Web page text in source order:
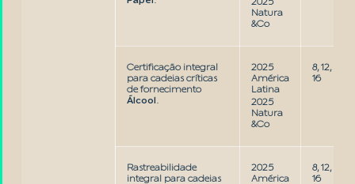
2025
Natura
&Co
Certificação integral
para cadeias críticas
de fornecimento
Álcool
2025
América
Latina
2025
Natura
&Co
8, 12,
16
Rastreabilidade
integral para cadeias
2025
América
8, 12,
16